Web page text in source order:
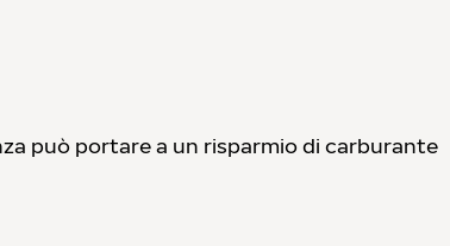
può portare a un risparmio di carburante